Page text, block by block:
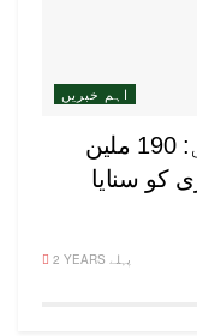
اہم خبریں
کیس کا فیصلہ لکھ رہے ہیں: 190 ملین
کا فیصلہ 6 جنوری کو سنایا
2 YEARS پہلے